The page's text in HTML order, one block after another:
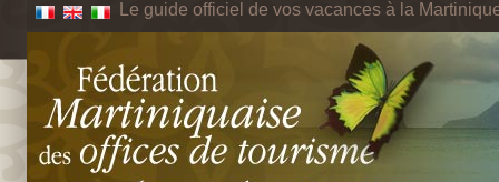
Le guide officiel de vos vacances à la